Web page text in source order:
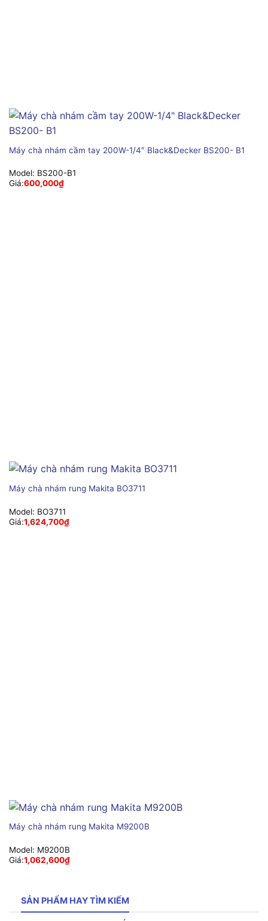
Máy chà nhám cầm tay 200W-1/4″ Black&Decker BS200- B1
Model: BS200-B1
Giá:600,000₫
Máy chà nhám rung Makita BO3711
Model: BO3711
Giá:1,624,700₫
Máy chà nhám rung Makita M9200B
Model: M9200B
Giá:1,062,600₫
SẢN PHẨM HAY TÌM KIẾM